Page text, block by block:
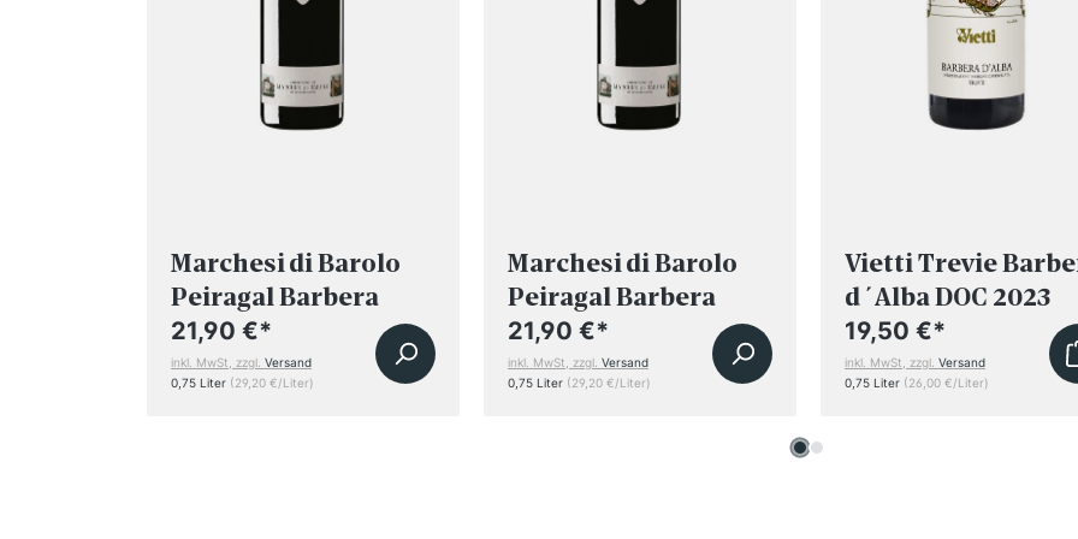
Marchesi di Barolo
Peiragal Barbera
d'Alba DOC 2022
21,90 €*
inkl. MwSt, zzgl. Versand
0,75 Liter (29,20 €/Liter)
Marchesi di Barolo
Peiragal Barbera
d'Alba DOC 2023
21,90 €*
inkl. MwSt, zzgl. Versand
0,75 Liter (29,20 €/Liter)
Vietti Trevie
d´Alba DOC 2023
19,50 €*
inkl. MwSt, zzgl. Versand
0,75 Liter (26,00 €/Liter)